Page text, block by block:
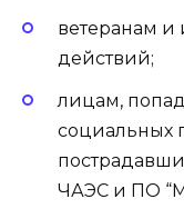
ветеранам
действий;
лицам,
социальных
ЧАЭС и ПО